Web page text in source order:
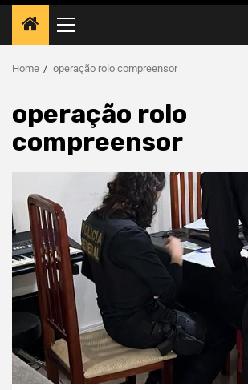
Home operação rolo compreensor
operação rolo
compreensor